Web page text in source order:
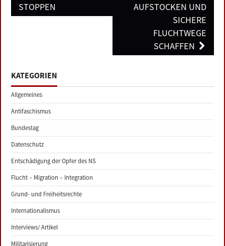
STOPPEN
AUFSTOCKEN UND
SICHERE
FLUCHTWEGE
SCHAFFEN
KATEGORIEN
Allgemeines
Antifaschismus
Bundestag
Datenschutz
Entschädigung der Opfer des NS
Flucht – Migration – Integration
Grund- und Freiheitsrechte
Internationalismus
Interviews/ Artikel
Militarisierung